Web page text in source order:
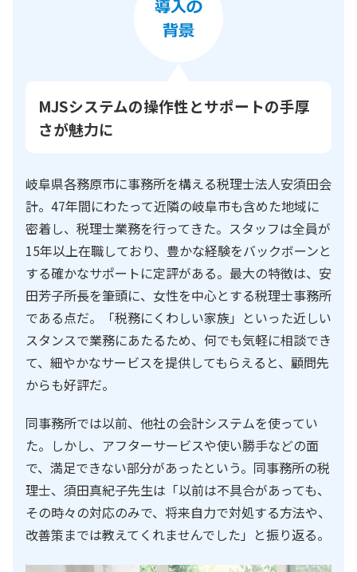
MJSシステムの操作性とサポートの手厚
さが魅力に
岐阜県各務原市に事務所を構える税理士法人安須田会
計。47年間にわたって近隣の岐阜市も含めた地域に
密着し、税理士業務を行ってきた。スタッフは全員が
15年以上在職しており、豊かな経験をバックボーンと
する確かなサポートに定評がある。最大の特徴は、安
田芳子所長を筆頭に、女性を中心とする税理士事務所
である点だ。「税務にくわしい家族」といった近しい
スタンスで業務にあたるため、何でも気軽に相談でき
て、細やかなサービスを提供してもらえると、顧問先
からも好評だ。
同事務所では以前、他社の会計システムを使ってい
た。しかし、アフターサービスや使い勝手などの面
で、満足できない部分があったという。同事務所の税
理士、須田真紀子先生は「以前は不具合があっても、
その時々の対応のみで、将来自力で対処する方法や、
改善策までは教えてくれませんでした」と振り返る。